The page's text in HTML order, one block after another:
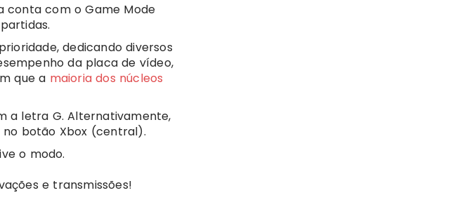
conta com o Game Mode
dedicando diversos
da placa de vídeo,
que a maioria dos núcleos
a letra G. Alternativamente,
botão Xbox (central).
o modo.
e transmissões!